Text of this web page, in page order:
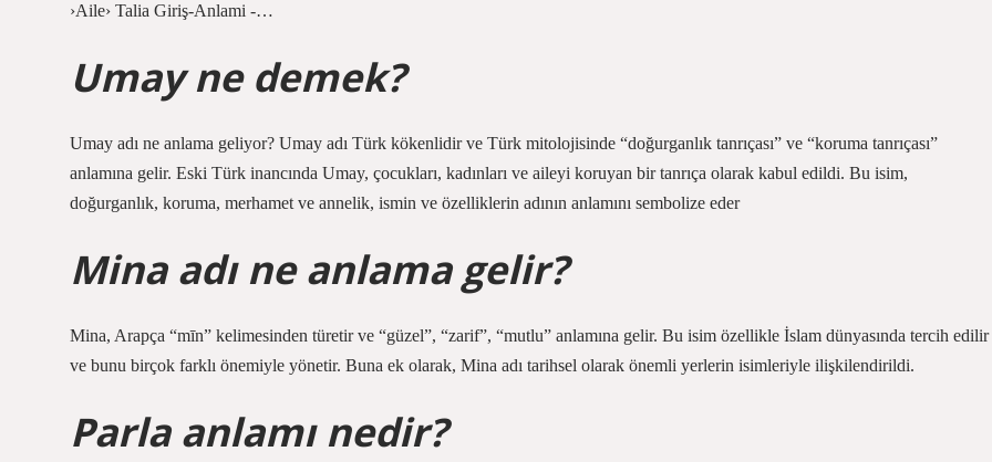
›Aile› Talia Giriş-Anlami -…
Umay ne demek?
Umay adı ne anlama geliyor? Umay adı Türk kökenlidir ve Türk mitolojisinde “doğurganlık tanrıçası” ve “koruma tanrıçası”
anlamına gelir. Eski Türk inancında Umay, çocukları, kadınları ve aileyi koruyan bir tanrıça olarak kabul edildi. Bu isim,
doğurganlık, koruma, merhamet ve annelik, ismin ve özelliklerin adının anlamını sembolize eder
Mina adı ne anlama gelir?
Mina, Arapça “mīn” kelimesinden türetir ve “güzel”, “zarif”, “mutlu” anlamına gelir. Bu isim özellikle İslam dünyasında tercih edilir
ve bunu birçok farklı önemiyle yönetir. Buna ek olarak, Mina adı tarihsel olarak önemli yerlerin isimleriyle ilişkilendirildi.
Parla anlamı nedir?